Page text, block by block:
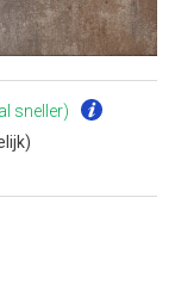
sneller)